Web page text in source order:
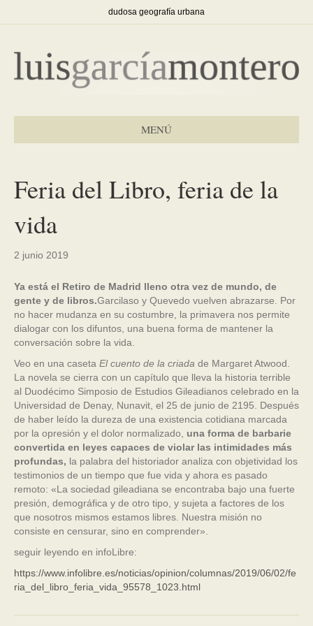
dudosa geografía urbana
MENÚ
Feria del Libro, feria de la
vida
2 junio 2019
Ya está el Retiro de Madrid lleno otra vez de mundo, de
gente y de libros.Garcilaso y Quevedo vuelven abrazarse. Por
no hacer mudanza en su costumbre, la primavera nos permite
dialogar con los difuntos, una buena forma de mantener la
conversación sobre la vida.
Veo en una caseta El cuento de la criada de Margaret Atwood.
La novela se cierra con un capítulo que lleva la historia terrible
al Duodécimo Simposio de Estudios Gileadianos celebrado en la
Universidad de Denay, Nunavit, el 25 de junio de 2195. Después
de haber leído la dureza de una existencia cotidiana marcada
por la opresión y el dolor normalizado, una forma de barbarie
convertida en leyes capaces de violar las intimidades más
profundas, la palabra del historiador analiza con objetividad los
testimonios de un tiempo que fue vida y ahora es pasado
remoto: «La sociedad gileadiana se encontraba bajo una fuerte
presión, demográfica y de otro tipo, y sujeta a factores de los
que nosotros mismos estamos libres. Nuestra misión no
consiste en censurar, sino en comprender».
seguir leyendo en infoLibre:
https://www.infolibre.es/noticias/opinion/columnas/2019/06/02/fe
ria_del_libro_feria_vida_95578_1023.html